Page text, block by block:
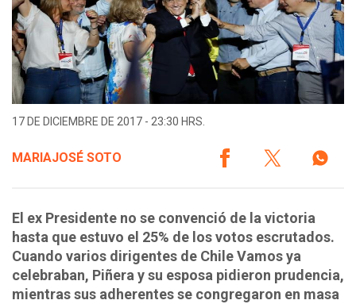
17 DE DICIEMBRE DE 2017 - 23:30 HRS.
MARIAJOSÉ SOTO
El ex Presidente no se convenció de la victoria
hasta que estuvo el 25% de los votos escrutados.
Cuando varios dirigentes de Chile Vamos ya
celebraban, Piñera y su esposa pidieron prudencia,
mientras sus adherentes se congregaron en masa